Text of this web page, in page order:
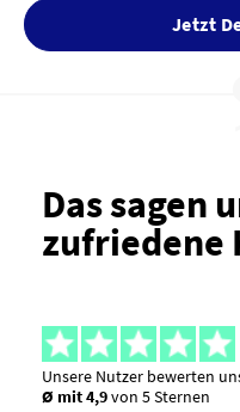
Jetzt
Das sagen
zufriedene
Unsere Nutzer bewerten
Ø mit 4,9von 5 Sternen